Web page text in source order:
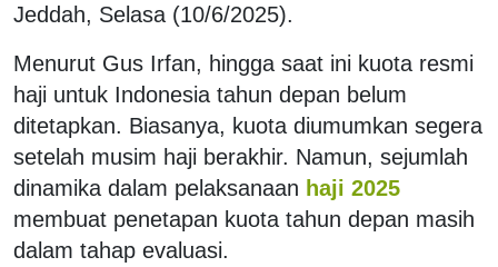
Jeddah, Selasa (10/6/2025).
Menurut Gus Irfan, hingga saat ini kuota resmi
haji untuk Indonesia tahun depan belum
ditetapkan. Biasanya, kuota diumumkan segera
setelah musim haji berakhir. Namun, sejumlah
dinamika dalam pelaksanaan haji 2025
membuat penetapan kuota tahun depan masih
dalam tahap evaluasi.